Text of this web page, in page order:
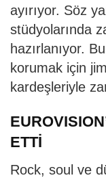
ayırıyor. Söz
stüdyolarında
hazırlanıyor.
korumak için
kardeşleriyle
ETTİ
Rock, soul ve